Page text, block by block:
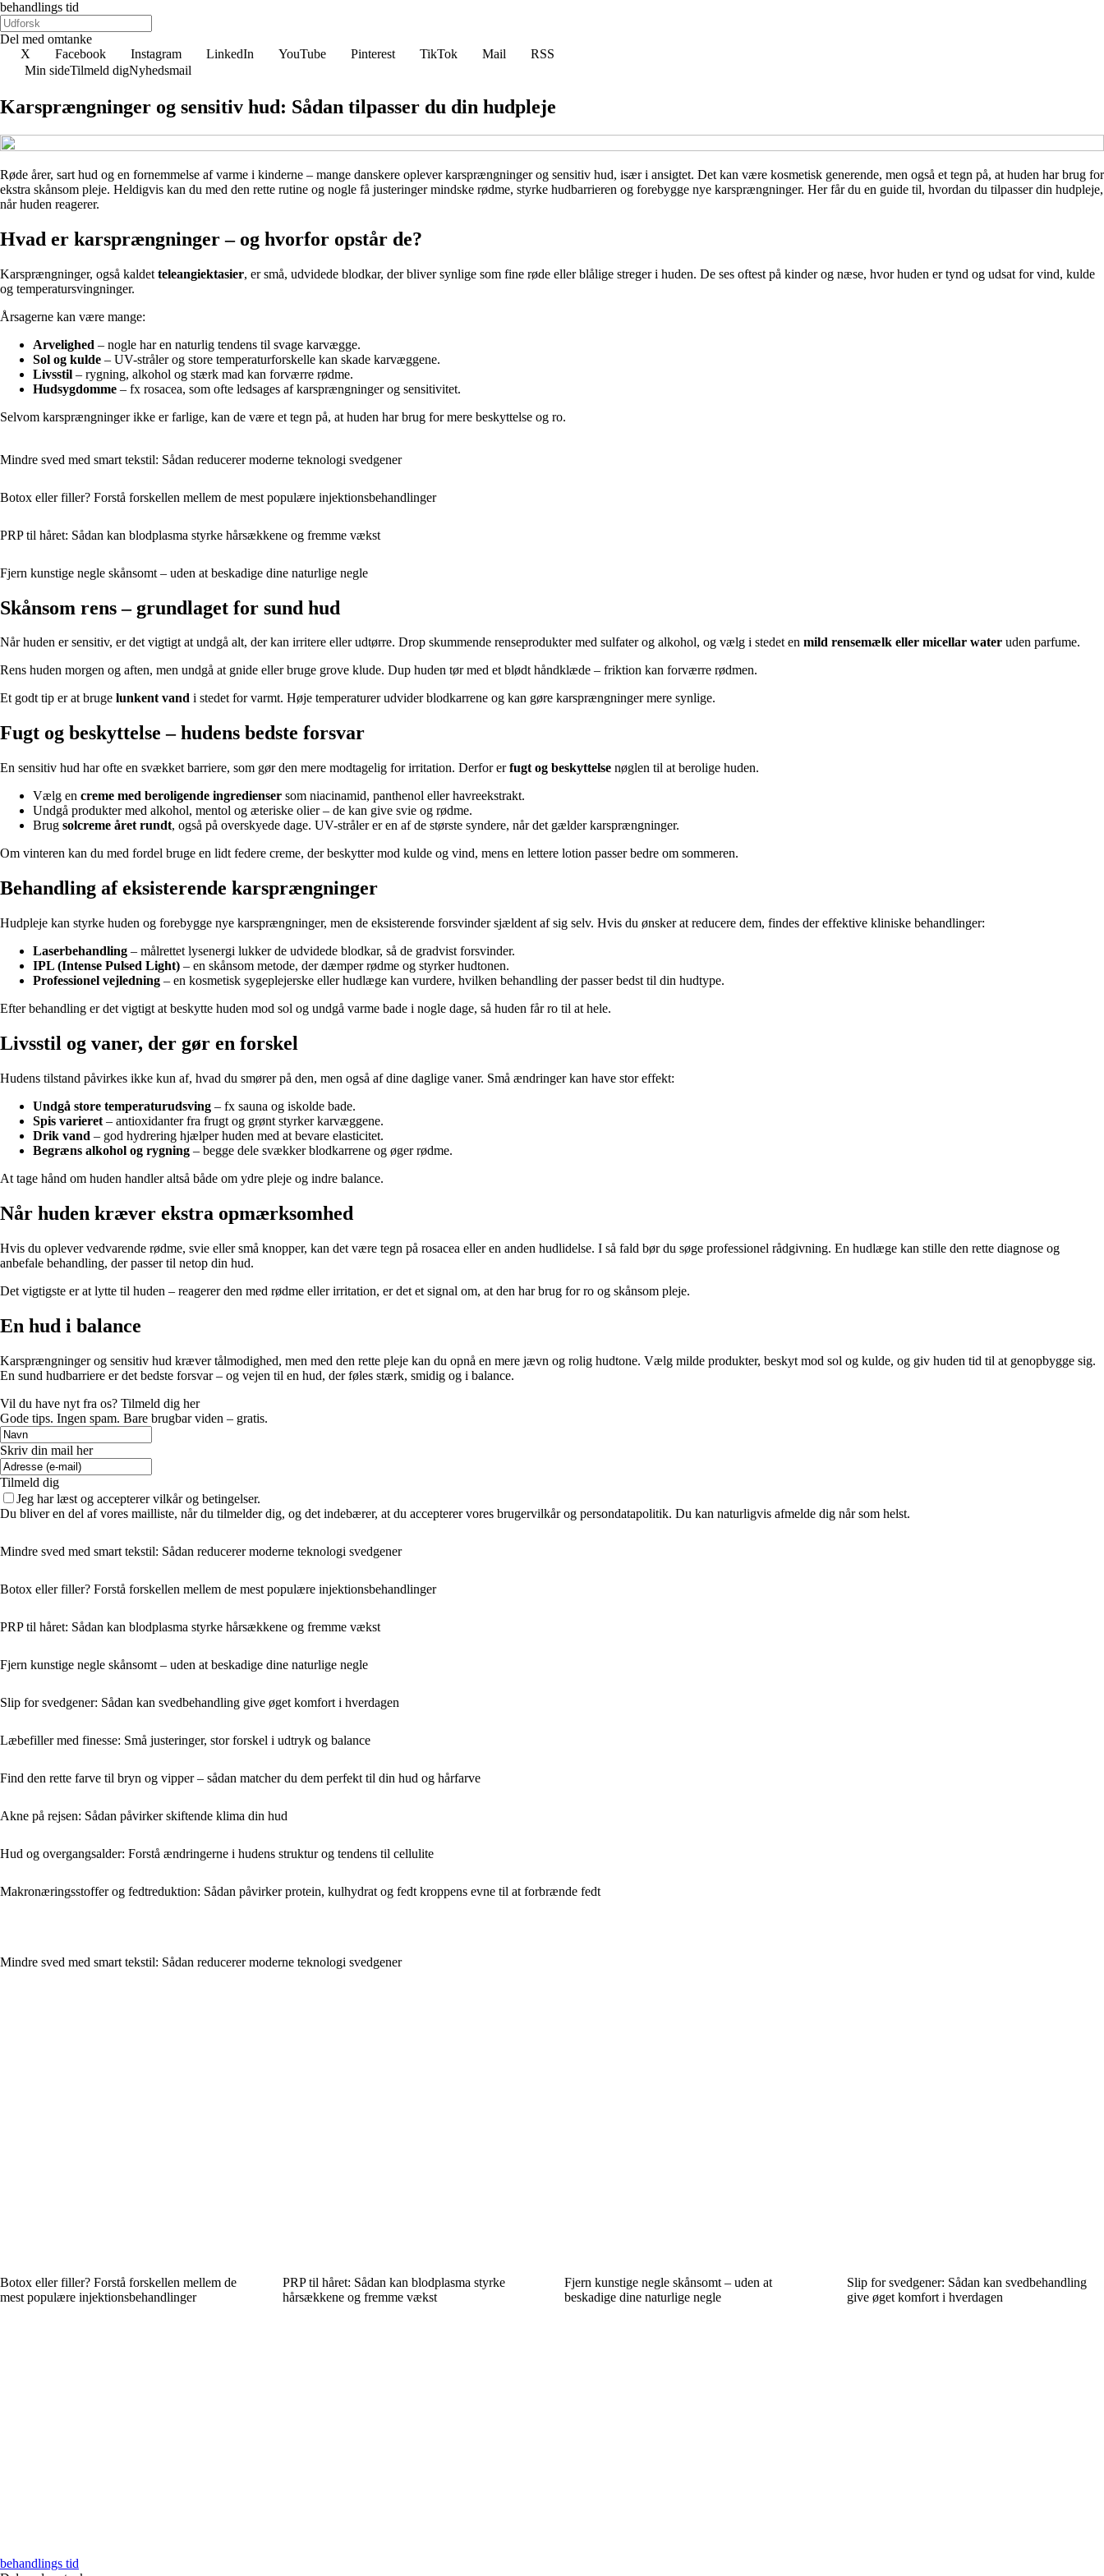
behandlings tid
Del med omtanke
X
Facebook Instagram LinkedIn YouTube Pinterest TikTok Mail
RSS
Min sideTilmeld digNyhedsmail
Karsprængninger og sensitiv hud: Sådan tilpasser du din hudpleje
Røde årer, sart hud og en fornemmelse af varme i kinderne – mange danskere oplever karsprængninger og sensitiv hud, især i ansigtet. Det kan være kosmetisk generende, men også et tegn på, at huden har brug for
ekstra skånsom pleje. Heldigvis kan du med den rette rutine og nogle få justeringer mindske rødme, styrke hudbarrieren og forebygge nye karsprængninger. Her får du en guide til, hvordan du tilpasser din hudpleje,
når huden reagerer.
Hvad er karsprængninger – og hvorfor opstår de?
Karsprængninger, også kaldet teleangiektasier, er små, udvidede blodkar, der bliver synlige som fine røde eller blålige streger i huden. De ses oftest på kinder og næse, hvor huden er tynd og udsat for vind, kulde
og temperatursvingninger.
Årsagerne kan være mange:
Arvelighed – nogle har en naturlig tendens til svage karvægge.
Sol og kulde – UV-stråler og store temperaturforskelle kan skade karvæggene.
Livsstil – rygning, alkohol og stærk mad kan forværre rødme.
Hudsygdomme – fx rosacea, som ofte ledsages af karsprængninger og sensitivitet.
Selvom karsprængninger ikke er farlige, kan de være et tegn på, at huden har brug for mere beskyttelse og ro.
Mindre sved med smart tekstil: Sådan reducerer moderne teknologi svedgener
Botox eller filler? Forstå forskellen mellem de mest populære injektionsbehandlinger
PRP til håret: Sådan kan blodplasma styrke hårsækkene og fremme vækst
Fjern kunstige negle skånsomt – uden at beskadige dine naturlige negle
Skånsom rens – grundlaget for sund hud
Når huden er sensitiv, er det vigtigt at undgå alt, der kan irritere eller udtørre. Drop skummende renseprodukter med sulfater og alkohol, og vælg i stedet en mild rensemælk eller micellar water uden parfume.
Rens huden morgen og aften, men undgå at gnide eller bruge grove klude. Dup huden tør med et blødt håndklæde – friktion kan forværre rødmen.
Et godt tip er at bruge lunkent vand i stedet for varmt. Høje temperaturer udvider blodkarrene og kan gøre karsprængninger mere synlige.
Fugt og beskyttelse – hudens bedste forsvar
En sensitiv hud har ofte en svækket barriere, som gør den mere modtagelig for irritation. Derfor erfugt og beskyttelse nøglen til at berolige huden.
Vælg en creme med beroligende ingredienser som niacinamid, panthenol eller havreekstrakt.
Undgå produkter med alkohol, mentol og æteriske olier – de kan give svie og rødme.
Brug solcreme året rundt, også på overskyede dage. UV-stråler er en af de største syndere, når det gælder karsprængninger.
Om vinteren kan du med fordel bruge en lidt federe creme, der beskytter mod kulde og vind, mens en lettere lotion passer bedre om sommeren.
Behandling af eksisterende karsprængninger
Hudpleje kan styrke huden og forebygge nye karsprængninger, men de eksisterende forsvinder sjældent af sig selv. Hvis du ønsker at reducere dem, findes der effektive kliniske behandlinger:
Laserbehandling – målrettet lysenergi lukker de udvidede blodkar, så de gradvist forsvinder.
IPL (Intense Pulsed Light) – en skånsom metode, der dæmper rødme og styrker hudtonen.
Professionel vejledning – en kosmetisk sygeplejerske eller hudlæge kan vurdere, hvilken behandling der passer bedst til din hudtype.
Efter behandling er det vigtigt at beskytte huden mod sol og undgå varme bade i nogle dage, så huden får ro til at hele.
Livsstil og vaner, der gør en forskel
Hudens tilstand påvirkes ikke kun af, hvad du smører på den, men også af dine daglige vaner. Små ændringer kan have stor effekt:
Undgå store temperaturudsving – fx sauna og iskolde bade.
Spis varieret – antioxidanter fra frugt og grønt styrker karvæggene.
Drik vand – god hydrering hjælper huden med at bevare elasticitet.
Begræns alkohol og rygning – begge dele svækker blodkarrene og øger rødme.
At tage hånd om huden handler altså både om ydre pleje og indre balance.
Når huden kræver ekstra opmærksomhed
Hvis du oplever vedvarende rødme, svie eller små knopper, kan det være tegn på rosacea eller en anden hudlidelse. I så fald bør du søge professionel rådgivning. En hudlæge kan stille den rette diagnose og
anbefale behandling, der passer til netop din hud.
Det vigtigste er at lytte til huden – reagerer den med rødme eller irritation, er det et signal om, at den har brug for ro og skånsom pleje.
En hud i balance
Karsprængninger og sensitiv hud kræver tålmodighed, men med den rette pleje kan du opnå en mere jævn og rolig hudtone. Vælg milde produkter, beskyt mod sol og kulde, og giv huden tid til at genopbygge sig.
En sund hudbarriere er det bedste forsvar – og vejen til en hud, der føles stærk, smidig og i balance.
Vil du have nyt fra os? Tilmeld dig her
Gode tips. Ingen spam. Bare brugbar viden – gratis.
Skriv din mail her
Tilmeld dig
Jeg har læst og accepterer vilkår og betingelser.
Du bliver en del af vores mailliste, når du tilmelder dig, og det indebærer, at du accepterer vores brugervilkår og persondatapolitik. Du kan naturligvis afmelde dig når som helst.
Mindre sved med smart tekstil: Sådan reducerer moderne teknologi svedgener
Botox eller filler? Forstå forskellen mellem de mest populære injektionsbehandlinger
PRP til håret: Sådan kan blodplasma styrke hårsækkene og fremme vækst
Fjern kunstige negle skånsomt – uden at beskadige dine naturlige negle
Slip for svedgener: Sådan kan svedbehandling give øget komfort i hverdagen
Læbefiller med finesse: Små justeringer, stor forskel i udtryk og balance
Find den rette farve til bryn og vipper – sådan matcher du dem perfekt til din hud og hårfarve
Akne på rejsen: Sådan påvirker skiftende klima din hud
Hud og overgangsalder: Forstå ændringerne i hudens struktur og tendens til cellulite
Makronæringsstoffer og fedtreduktion: Sådan påvirker protein, kulhydrat og fedt kroppens evne til at forbrænde fedt
Mindre sved med smart tekstil: Sådan reducerer moderne teknologi svedgener
Botox eller filler? Forstå forskellen mellem de
mest populære injektionsbehandlinger
PRP til håret: Sådan kan blodplasma styrke
hårsækkene og fremme vækst
Fjern kunstige negle skånsomt – uden at
beskadige dine naturlige negle
Slip for svedgener: Sådan kan svedbehandling
give øget komfort i hverdagen
behandlings tid